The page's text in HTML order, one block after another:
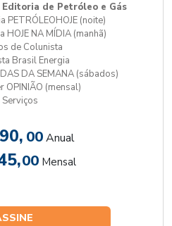
de Petróleo e Gás
PETRÓLEOHOJE (noite)
HOJE NA MÍDIA (manhã)
de Colunista
Brasil Energia
DA SEMANA (sábados)
OPINIÃO (mensal)
Serviços
00 Anual
00 Mensal